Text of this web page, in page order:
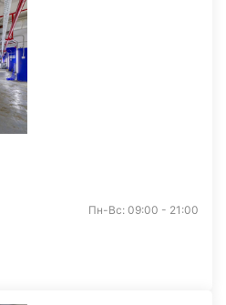
Пн-Вс: 09:00 - 21:00